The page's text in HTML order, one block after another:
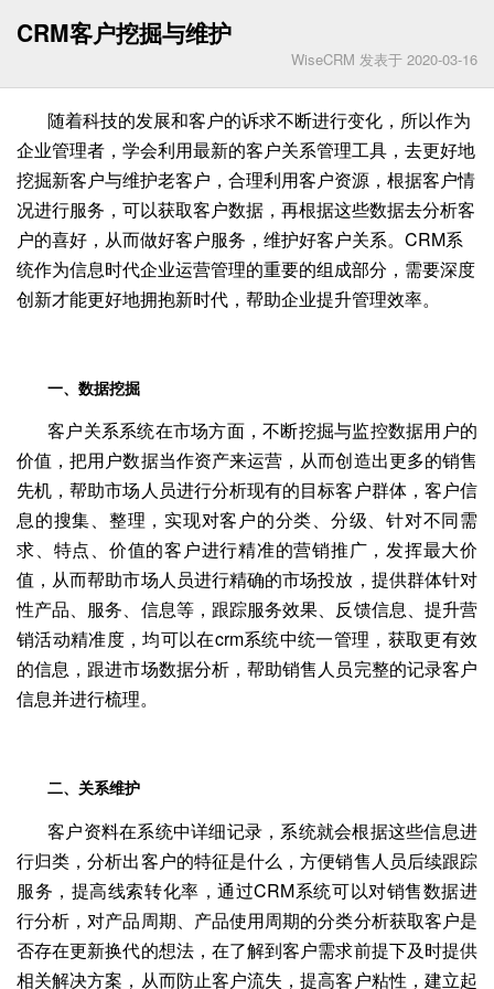
CRM客户挖掘与维护
WiseCRM 发表于 2020-03-16
随着科技的发展和客户的诉求不断进行变化，所以作为
企业管理者，学会利用最新的客户关系管理工具，去更好地
挖掘新客户与维护老客户，合理利用客户资源，根据客户情
况进行服务，可以获取客户数据，再根据这些数据去分析客
户的喜好，从而做好客户服务，维护好客户关系。 CRM系
统作为信息时代企业运营管理的重要的组成部分，需要深度
创新才能更好地拥抱新时代，帮助企业提升管理效率。
一、数据挖掘
客户关系系统在市场方面，不断挖掘与监控数据用户的
价值，把用户数据当作资产来运营，从而创造出更多的销售
先机 ，帮助市场人员进行分析现有的目标客户群体，客户信
息的搜集、整理，实现对客户的分类、分级、针对不同需
求、特点、价值的客户进行精准的营销推广，发挥最大价
值，从而帮助市场人员进行精确的市场投放，提供群体针对
性产品、服务、信息等，跟踪服务效果、反馈信息、提升营
销活动精准度，均可以在crm系统中统一管理，获取更有效
的信息，跟进市场数据分析，帮助销售人员完整的记录客户
信息并进行梳理。
二、关系维护
客户资料在系统中详细记录 ，系统就会根据这些信息进
行归类，分析出客户的特征是什么 ，方便销售人员后续跟踪
服务，提高线索转化率，通过CRM系统可以对销售数据进
行分析，对产品周期、产品使用周期的分类分析获取客户是
否存在更新换代的想法，在了解到客户需求前提下及时提供
相关解决方案，从而防止客户流失，提高客户粘性，建立起